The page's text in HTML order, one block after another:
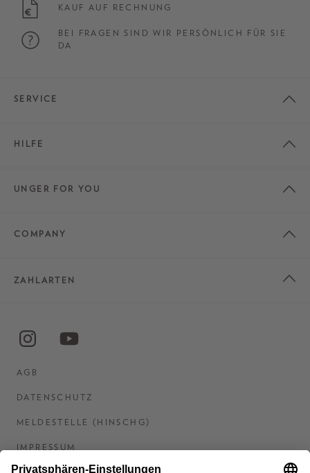
KAUF AUF RECHNUNG
BEI FRAGEN SIND WIR PERSÖNLICH FÜR SIE
DA
SERVICE
HILFE
UNGER FOR YOU
COMPANY
ZAHLARTEN
AGB
DATENSCHUTZ
MELDESTELLE (HINSCHG)
IMPRESSUM